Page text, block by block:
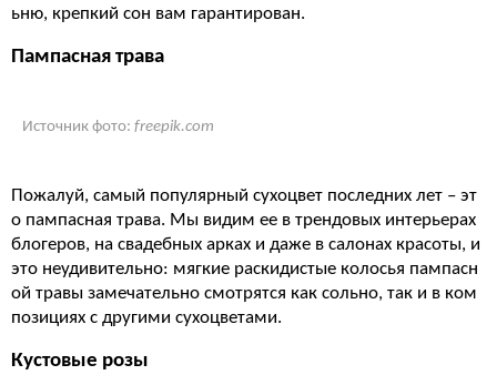
ьню, крепкий сон вам гарантирован.
Пампасная трава
Источник фото: freepik.com
Пожалуй, самый популярный сухоцвет последних лет – эт
о пампасная трава. Мы видим ее в трендовых интерьерах
блогеров, на свадебных арках и даже в салонах красоты, и
это неудивительно: мягкие раскидистые колосья пампасн
ой травы замечательно смотрятся как сольно, так и в ком
позициях с другими сухоцветами.
Кустовые розы